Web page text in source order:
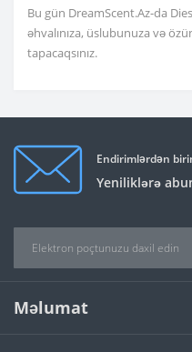
Bu gün DreamScent.Az-da
əhvalınıza, üslubunuza və
tapacaqsınız.
Endirimlərdən
Yeniliklərə
Məlumat